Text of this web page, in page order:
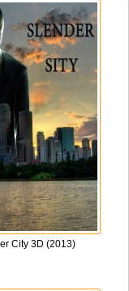
City 3D (2013)